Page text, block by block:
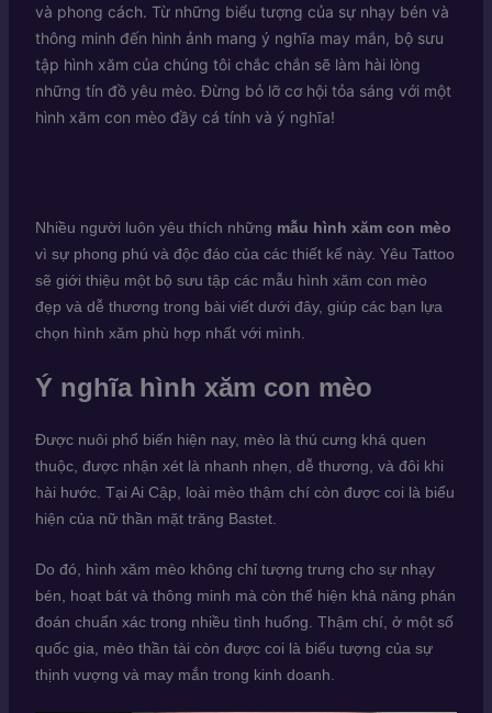
và phong cách. Từ những biểu tượng của sự nhạy bén và
thông minh đến hình ảnh mang ý nghĩa may mắn, bộ sưu
tập hình xăm của chúng tôi chắc chắn sẽ làm hài lòng
những tín đồ yêu mèo. Đừng bỏ lỡ cơ hội tỏa sáng với một
hình xăm con mèo đầy cá tính và ý nghĩa!
Nhiều người luôn yêu thích những mẫu hình xăm con mèo
vì sự phong phú và độc đáo của các thiết kế này. Yêu Tattoo
sẽ giới thiệu một bộ sưu tập các mẫu hình xăm con mèo
đẹp và dễ thương trong bài viết dưới đây, giúp các bạn lựa
chọn hình xăm phù hợp nhất với mình.
Ý nghĩa hình xăm con mèo
Được nuôi phổ biến hiện nay, mèo là thú cưng khá quen
thuộc, được nhận xét là nhanh nhẹn, dễ thương, và đôi khi
hài hước. Tại Ai Cập, loài mèo thậm chí còn được coi là biểu
hiện của nữ thần mặt trăng Bastet.
Do đó, hình xăm mèo không chỉ tượng trưng cho sự nhạy
bén, hoạt bát và thông minh mà còn thể hiện khả năng phán
đoán chuẩn xác trong nhiều tình huống. Thậm chí, ở một số
quốc gia, mèo thần tài còn được coi là biểu tượng của sự
thịnh vượng và may mắn trong kinh doanh.